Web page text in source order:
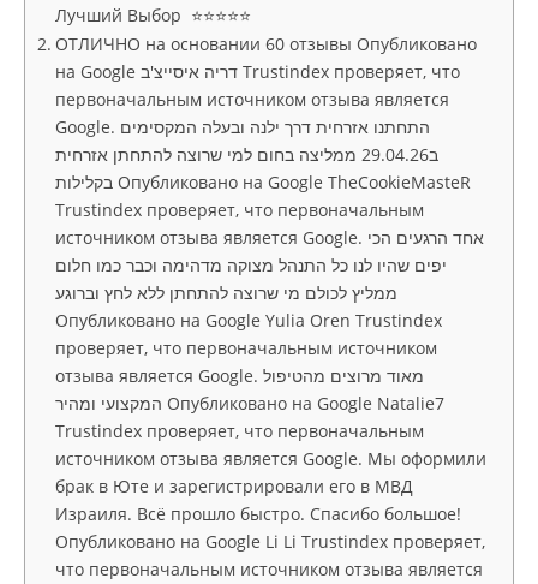
Лучший Выбор ⭐⭐⭐⭐⭐
ОТЛИЧНО на основании 60 отзывы Опубликовано
на Google דריה איסייצ'ב Trustindex проверяет, что
первоначальным источником отзыва является
Google. התחתנו אזרחית דרך ילנה ובעלה המקסימים
ב29.04.26 ממליצה בחום למי שרוצה להתחתן אזרחית
בקלילות Опубликовано на Google TheCookieMasteR
Trustindex проверяет, что первоначальным
источником отзыва является Google. אחד הרגעים הכי
יפים שהיו לנו כל התנהל מצוקה מדהימה וכבר כמו חלום
ממליץ לכולם מי שרוצה להתחתן ללא לחץ וברוגע
Опубликовано на Google Yulia Oren Trustindex
проверяет, что первоначальным источником
отзыва является Google. מאוד מרוצים מהטיפול
המקצועי ומהיר Опубликовано на Google Natalie7
Trustindex проверяет, что первоначальным
источником отзыва является Google. Мы оформили
брак в Юте и зарегистрировали его в МВД
Израиля. Всё прошло быстро. Спасибо большое!
Опубликовано на Google Li Li Trustindex проверяет,
что первоначальным источником отзыва является